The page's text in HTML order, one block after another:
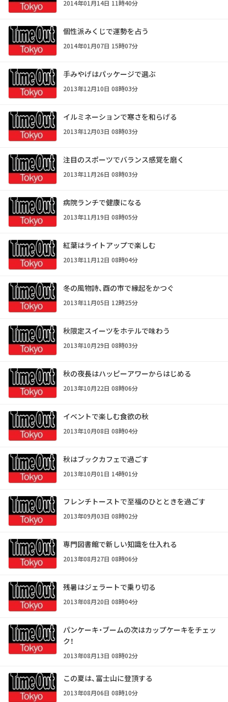
2014年01月14日 11時40分
個性派みくじで運勢を占う
2014年01月07日 15時07分
手みやげはパッケージで選ぶ
2013年12月10日 08時03分
イルミネーションで寒さを和らげる
2013年12月03日 08時03分
注目のスポーツでバランス感覚を磨く
2013年11月26日 08時03分
病院ランチで健康になる
2013年11月19日 08時05分
紅葉はライトアップで楽しむ
2013年11月12日 08時04分
冬の風物詩、酉の市で縁起をかつぐ
2013年11月05日 12時25分
秋限定スイーツをホテルで味わう
2013年10月29日 08時03分
秋の夜長はハッピーアワーからはじめる
2013年10月22日 08時06分
イベントで楽しむ食欲の秋
2013年10月08日 08時04分
秋はブックカフェで過ごす
2013年10月01日 14時01分
フレンチトーストで至福のひとときを過ごす
2013年09月03日 08時02分
専門図書館で新しい知識を仕入れる
2013年08月27日 08時06分
残暑はジェラートで乗り切る
2013年08月20日 08時04分
パンケーキ・ブームの次はカップケーキをチェッ
ク！
2013年08月13日 08時02分
この夏は、富士山に登頂する
2013年08月06日 08時10分